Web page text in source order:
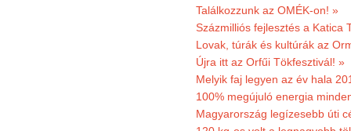
Találkozzunk az OMÉK-on! »
Százmilliós fejlesztés a Katica
Lovak, túrák és kultúrák az
Újra itt az Orfűi Tökfesztivál! »
Melyik faj legyen az év hala
100% megújuló energia
Magyarország legízesebb úti